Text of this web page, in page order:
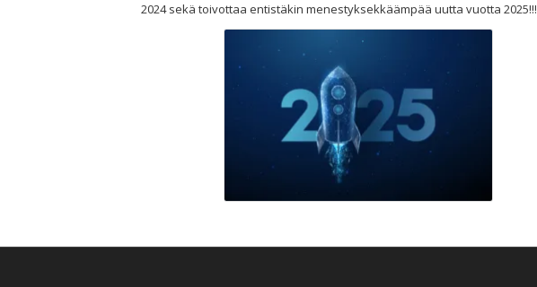
2024 sekä toivottaa entistäkin menestyksekkäämpää uutta vuotta 2025!!!